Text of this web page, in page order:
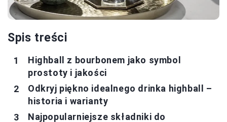
Spis treści
Highball z bourbonem jako symbol
prostoty i jakości
Odkryj piękno idealnego drinka highball –
historia i warianty
Najpopularniejsze składniki do